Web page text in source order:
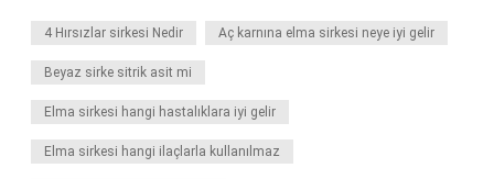
4 Hırsızlar sirkesi Nedir Aç karnına elma sirkesi neye iyi gelir
Beyaz sirke sitrik asit mi
Elma sirkesi hangi hastalıklara iyi gelir
Elma sirkesi hangi ilaçlarla kullanılmaz